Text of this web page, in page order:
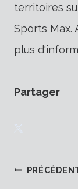
territoires
Sports Max.
plus
Partager